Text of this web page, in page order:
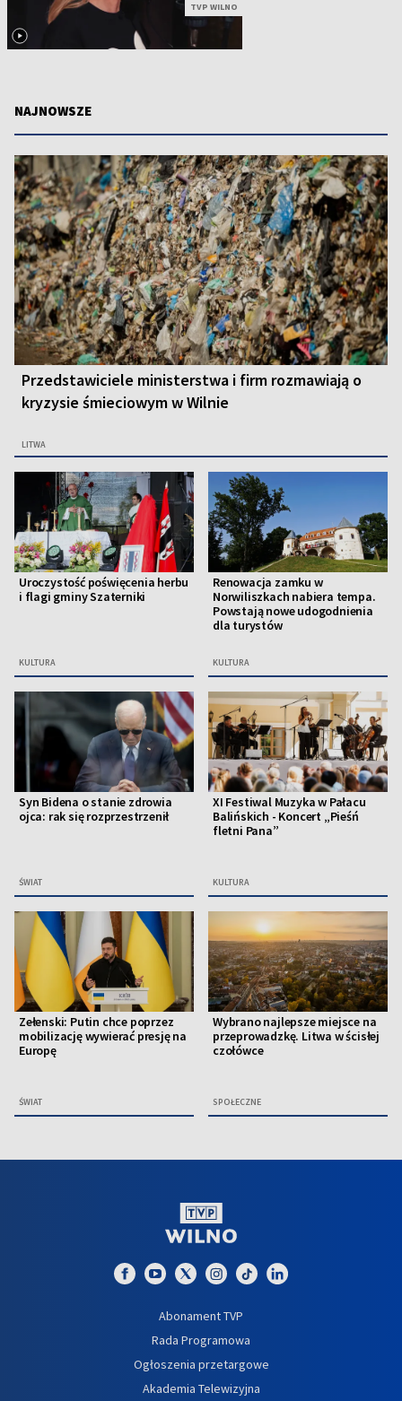
TVP WILNO
NAJNOWSZE
Przedstawiciele ministerstwa i firm rozmawiają o
kryzysie śmieciowym w Wilnie
LITWA
Uroczystość poświęcenia herbu
i flagi gminy Szaterniki
KULTURA
Renowacja zamku w
Norwiliszkach nabiera tempa.
Powstają nowe udogodnienia
dla turystów
KULTURA
Syn Bidena o stanie zdrowia
ojca: rak się rozprzestrzenił
ŚWIAT
XI Festiwal Muzyka w Pałacu
Balińskich - Koncert „Pieśń
fletni Pana”
KULTURA
Zełenski: Putin chce poprzez
mobilizację wywierać presję na
Europę
ŚWIAT
Wybrano najlepsze miejsce na
przeprowadzkę. Litwa w ścisłej
czołówce
SPOŁECZNE
Abonament TVP
Rada Programowa
Ogłoszenia przetargowe
Akademia Telewizyjna